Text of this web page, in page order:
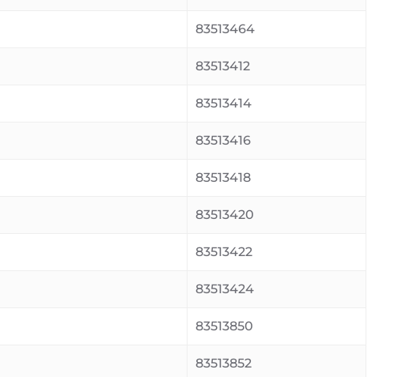
83513464
83513412
83513414
83513416
83513418
83513420
83513422
83513424
83513850
83513852